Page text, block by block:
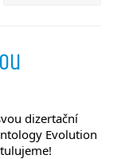
dizertační
Evolution